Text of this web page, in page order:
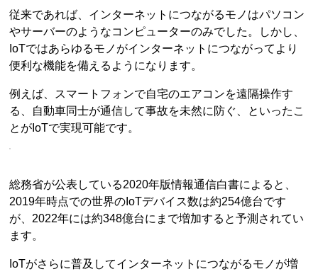
従来であれば、インターネットにつながるモノはパソコン
やサーバーのようなコンピューターのみでした。しかし、
IoTではあらゆるモノがインターネットにつながってより
便利な機能を備えるようになります。
例えば、スマートフォンで自宅のエアコンを遠隔操作す
る、自動車同士が通信して事故を未然に防ぐ、といったこ
とがIoTで実現可能です。
総務省が公表している2020年版情報通信白書によると、
2019年時点での世界のIoTデバイス数は約254億台です
が、2022年には約348億台にまで増加すると予測されてい
ます。
IoTがさらに普及してインターネットにつながるモノが増